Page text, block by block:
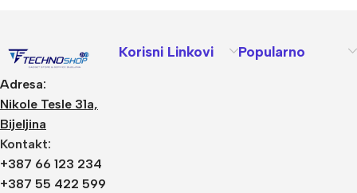
Adresa:
Nikole Tesle 31a,
Bijeljina
Kontakt:
+387 66 123 234
+387 55 422 599
Korisni Linkovi Popularno